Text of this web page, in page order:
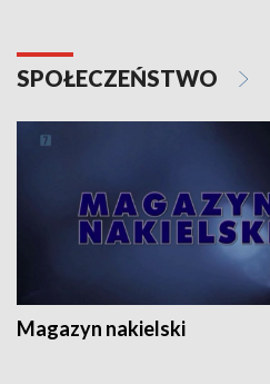
SPOŁECZEŃSTWO
Magazyn nakielski